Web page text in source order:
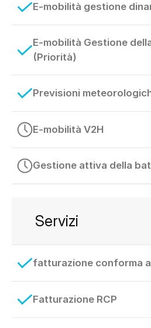
E-mobilità gestione
E-mobilità Gestione
(Priorità)
Previsioni
E-mobilità V2H
Gestione attiva della
Servizi
fatturazione conforma a
Fatturazione RCP